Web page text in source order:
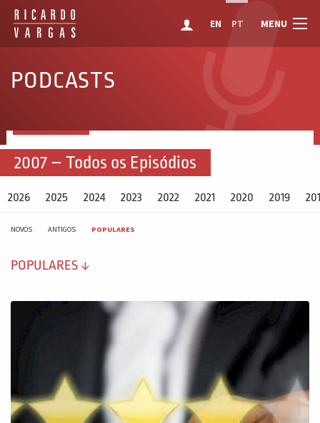
EN PT MENU
PODCASTS
2007 – Todos os Episódios
2026 2025 2024 2023 2022 2021 2020 2019
NOVOS ANTIGOS POPULARES
POPULARES